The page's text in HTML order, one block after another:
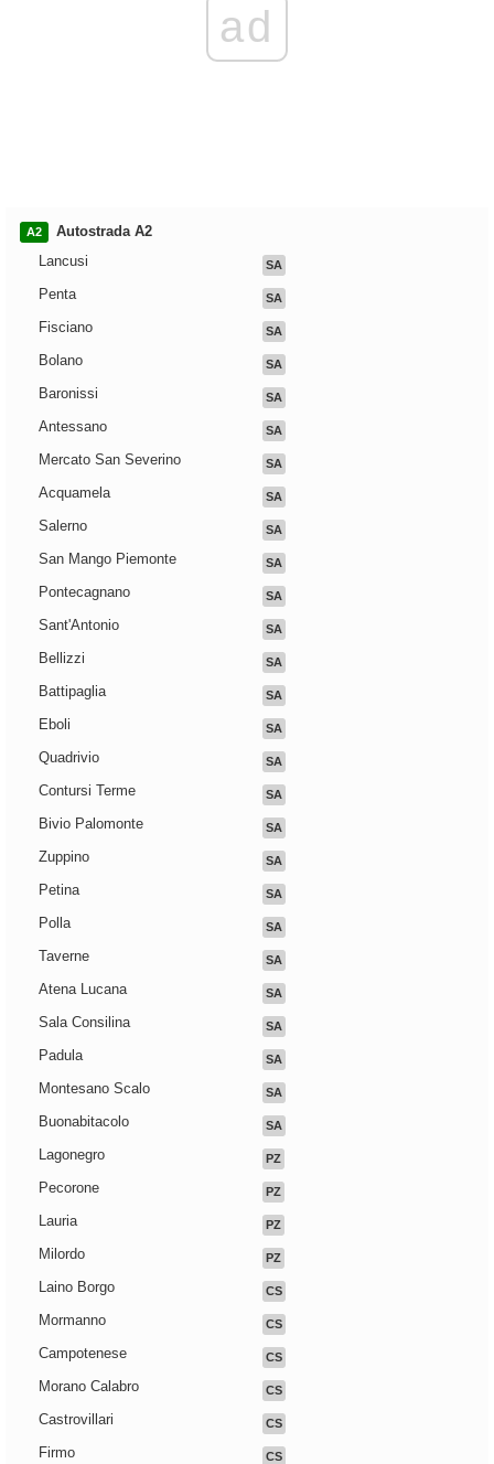
ad
A2
Autostrada A2
Lancusi
SA
Penta SA
Fisciano SA
Bolano SA
Baronissi SA
Antessano SA
Mercato San Severino SA
Acquamela SA
Salerno SA
San Mango Piemonte SA
Pontecagnano SA
Sant'Antonio SA
Bellizzi SA
Battipaglia SA
Eboli SA
Quadrivio SA
Contursi Terme SA
Bivio Palomonte SA
Zuppino SA
Petina SA
Polla SA
Taverne SA
Atena Lucana SA
Sala Consilina SA
Padula SA
Montesano Scalo SA
Buonabitacolo SA
Lagonegro PZ
Pecorone PZ
Lauria PZ
Milordo PZ
Laino Borgo CS
Mormanno CS
Campotenese CS
Morano Calabro CS
Castrovillari CS
Firmo CS